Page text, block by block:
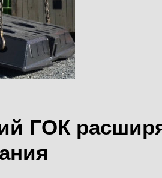
ГОК